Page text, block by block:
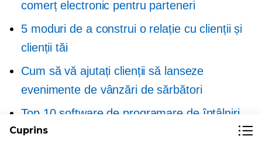
comerț electronic pentru parteneri
5 moduri de a construi o relație cu clienții și
clienții tăi
Cum să vă ajutați clienții să lanseze
evenimente de vânzări de sărbători
Top 10 software de programare de întâlniri
pentru întreprinderile mici și mijlocii
Cuprins